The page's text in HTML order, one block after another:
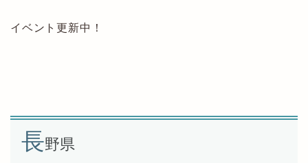
イベント更新中！
長野県